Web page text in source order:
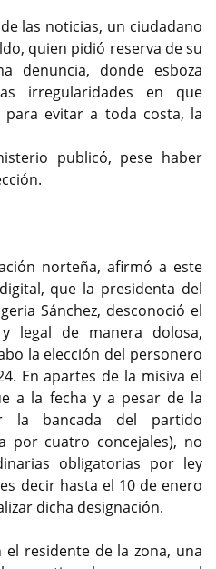
las noticias, un ciudadano
quien pidió reserva de su
denuncia, donde esboza
irregularidades en que
evitar a toda costa, la
publicó, pese haber
norteña, afirmó a este
que la presidenta del
Sánchez, desconoció el
legal de manera dolosa,
la elección del personero
En apartes de la misiva el
a la fecha y a pesar de la
la bancada del partido
por cuatro concejales), no
obligatorias por ley
decir hasta el 10 de enero
dicha designación.
residente de la zona, una